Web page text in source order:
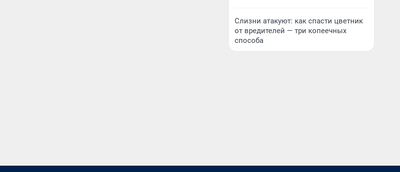
Слизни атакуют: как спасти цветник
от вредителей — три копеечных
способа